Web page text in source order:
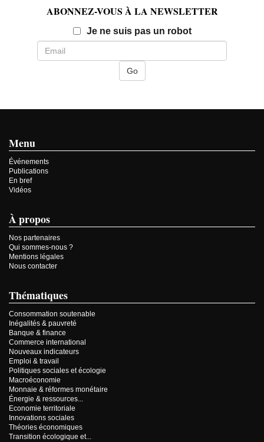
ABONNEZ-VOUS À LA NEWSLETTER
Je ne suis pas un robotEmail
Menu
Événements
Publications
En bref
Vidéos
À propos
Nos partenaires
Qui sommes-nous ?
Mentions légales
Nous contacter
Thématiques
Consommation soutenable
Inégalités & pauvreté
Banque & finance
Commerce international
Nouveaux indicateurs
Emploi & travail
Politiques sociales et écologie
Macroéconomie
Monnaie & réformes monétaire
Énergie & ressources...
Economie territoriale
Innovations sociales
Théories économiques
Transition écologique et...